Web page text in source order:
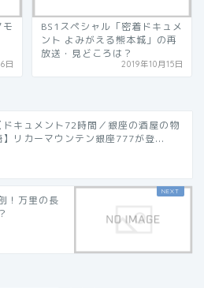
日
BS1スペシャル「密着ドキュメ
ント よみがえる熊本城」の再
放送・見どころは？
2019年10月15日
ドキュメント72時間／銀座の酒屋の物
】リカーマウンテン銀座777が登...
！万里の長